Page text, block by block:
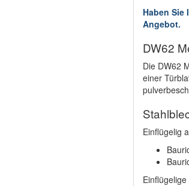
Haben
Angebot.
DW62
Die DW62
einer
Einflügelig